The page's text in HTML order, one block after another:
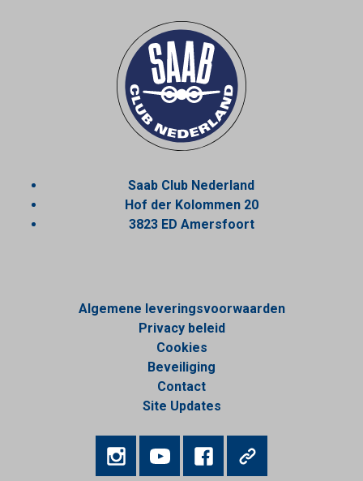
Saab Club Nederland
Hof der Kolommen 20
3823 ED Amersfoort
Algemene leveringsvoorwaarden
Privacy beleid
Cookies
Beveiliging
Contact
Site Updates